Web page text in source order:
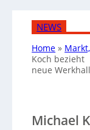
NEWS
Home »
Koch bezieht
neue
Michael